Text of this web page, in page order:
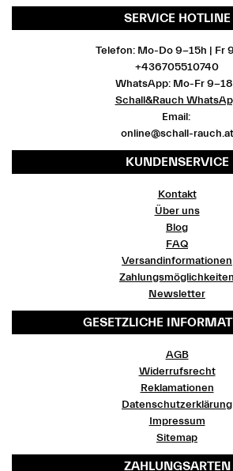
SERVICE HOTLINE
Telefon: Mo-Do 9-15h | Fr
+436705510740
WhatsApp: Mo-Fr 9-
Schall&Rauch
Email:
online@schall-rauch.at
KUNDENSERVICE
Kontakt
Über uns
Blog
FAQ
Versandinformationen
Zahlungsmöglichkeiten
Newsletter
GESETZLICHE
AGB
Widerrufsrecht
Reklamationen
Datenschutzerklärung
Impressum
Sitemap
ZAHLUNGSARTEN